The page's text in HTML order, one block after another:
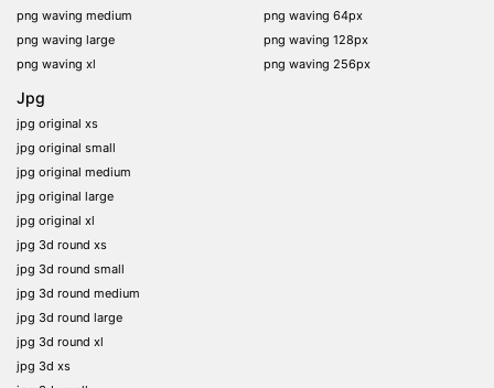
png waving medium
png waving large
png waving xl
png waving 64px
png waving 128px
png waving 256px
Jpg
jpg original xs
jpg original small
jpg original medium
jpg original large
jpg original xl
jpg 3d round xs
jpg 3d round small
jpg 3d round medium
jpg 3d round large
jpg 3d round xl
jpg 3d xs